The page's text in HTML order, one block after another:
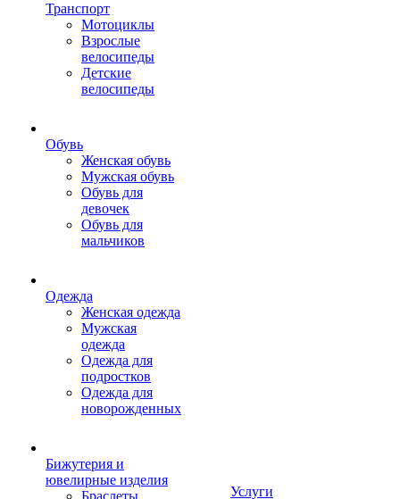
Транспорт
Мотоциклы
Взрослые
велосипеды
Детские
велосипеды
Обувь
Женская обувь
Мужская обувь
Обувь для
девочек
Обувь для
мальчиков
Одежда
Женская одежда
Мужская
одежда
Одежда для
подростков
Одежда для
новорожденных
Бижутерия и
ювелирные изделия
Браслеты
Услуги